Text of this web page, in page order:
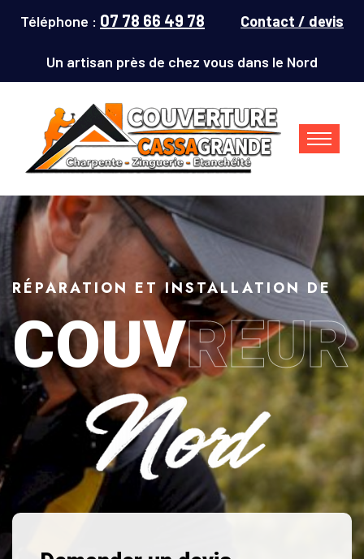
Téléphone : 07 78 66 49 78 Contact / devis
Un artisan près de chez vous dans le Nord
RÉPARATION ET INSTALLATION DE
Couvreur Denain (59220) :
COUVREUR